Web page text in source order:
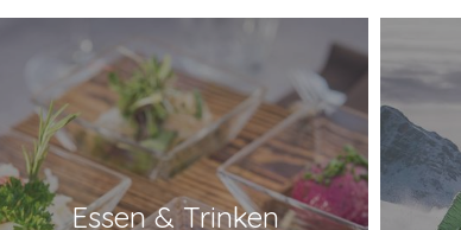
Essen & Trinken